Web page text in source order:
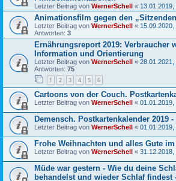
Letzter Beitrag von WernerSchell « 13.01.2019,
Animationsfilm gegen den
Letzter Beitrag von WernerSchell « 15.09.2020,
Antworten: 3
Ernährungsreport 2019: Verbraucher
Information und Orientierung
Letzter Beitrag von WernerSchell « 28.01.2021,
Antworten: 75
1 2 3 4 5 6
Cartoons von der Couch.
Letzter Beitrag von WernerSchell « 01.01.2019,
Demensch. Postkartenkalender 2019
Letzter Beitrag von WernerSchell « 01.01.2019,
Frohe Weihnachten und alles Gute
Letzter Beitrag von WernerSchell « 31.12.2018,
Müde war gestern - Wie du deine
behandelst und wieder Schlaf findest